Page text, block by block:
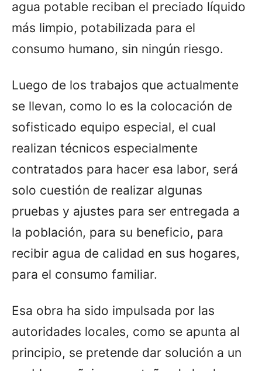
agua potable reciban el preciado líquido
más limpio, potabilizada para el
consumo humano, sin ningún riesgo.
Luego de los trabajos que actualmente
se llevan, como lo es la colocación de
sofisticado equipo especial, el cual
realizan técnicos especialmente
contratados para hacer esa labor, será
solo cuestión de realizar algunas
pruebas y ajustes para ser entregada a
la población, para su beneficio, para
recibir agua de calidad en sus hogares,
para el consumo familiar.
Esa obra ha sido impulsada por las
autoridades locales, como se apunta al
principio, se pretende dar solución a un